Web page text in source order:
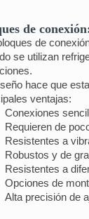
de
de
se utilizan
hace que
ventajas:
Conexiones
Requieren de
Resistentes a
Robustos y de
Resistentes a
Opciones de
Alta precisión de